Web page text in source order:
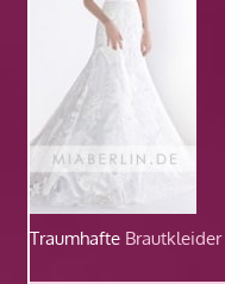
Traumhafte Brautkleider